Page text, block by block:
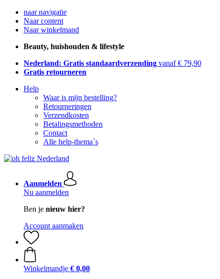
naar navigatie
Naar content
Naar winkelmand
Beauty, huishouden & lifestyle
Nederland: Gratis standaardverzending vanaf € 79,90
Gratis retourneren
Help
Waar is mijn bestelling?
Retourneringen
Verzendkosten
Betalingsmethoden
Contact
Alle help-thema`s
Aanmelden
Nu aanmelden
Ben je nieuw hier?
Account aanmaken
Winkelmandje € 0,00